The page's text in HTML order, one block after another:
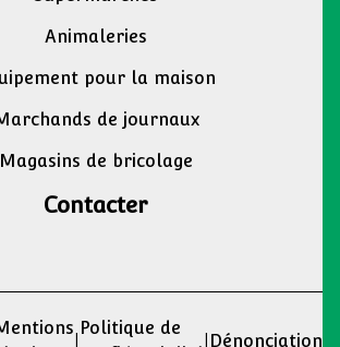
Animaleries
pour la maison
de journaux
Magasins de bricolage
Contacter
Politique de
Dénonciation